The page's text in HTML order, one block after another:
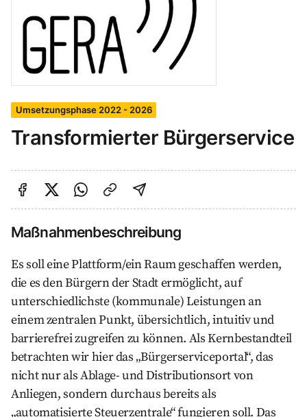
Umsetzungsphase 2022 - 2026
Transformierter Bürgerservice
Auf Facebook teilen
Auf Twitter teilen
Per Link teilen
shareViaEmail
Maßnahmenbeschreibung
Es soll eine Plattform/ein Raum geschaffen werden,
die es den Bürgern der Stadt ermöglicht, auf
unterschiedlichste (kommunale) Leistungen an
einem zentralen Punkt, übersichtlich, intuitiv und
barrierefrei zugreifen zu können. Als Kernbestandteil
betrachten wir hier das „Bürgerserviceportal“, das
nicht nur als Ablage- und Distributionsort von
Anliegen, sondern durchaus bereits als
„automatisierte Steuerzentrale“ fungieren soll. Das